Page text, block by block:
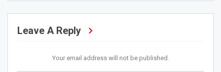
Leave A Reply
Your email address will not be published.